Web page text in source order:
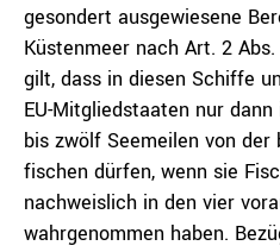
gesondert ausgewiesene
Küstenmeer nach Art. 2
gilt, dass in diesen Schiffe
EU-Mitgliedstaaten nur
bis zwölf Seemeilen von
fischen dürfen, wenn sie
nachweislich in den vier
wahrgenommen haben.